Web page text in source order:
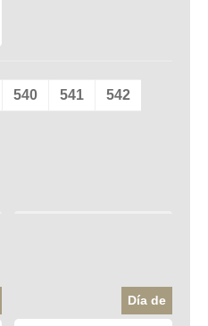
540 541 542
Día de